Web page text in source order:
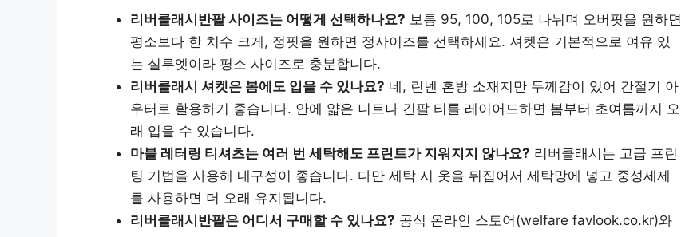
리버클래시반팔 사이즈는 어떻게 선택하나요? 보통 95, 100, 105로 나뉘며 오버핏을 원하면
평소보다 한 치수 크게, 정핏을 원하면 정사이즈를 선택하세요. 셔켓은 기본적으로 여유 있
는 실루엣이라 평소 사이즈로 충분합니다.
리버클래시 셔켓은 봄에도 입을 수 있나요? 네, 린넨 혼방 소재지만 두께감이 있어 간절기 아
우터로 활용하기 좋습니다. 안에 얇은 니트나 긴팔 티를 레이어드하면 봄부터 초여름까지 오
래 입을 수 있습니다.
마블 레터링 티셔츠는 여러 번 세탁해도 프린트가 지워지지 않나요? 리버클래시는 고급 프린
팅 기법을 사용해 내구성이 좋습니다. 다만 세탁 시 옷을 뒤집어서 세탁망에 넣고 중성세제
를 사용하면 더 오래 유지됩니다.
리버클래시반팔은 어디서 구매할 수 있나요? 공식 온라인 스토어(welfare favlook.co.kr)와